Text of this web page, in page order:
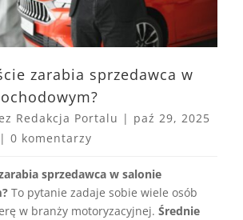
zarabia sprzedawca w
Redakcja Portalu | paź 29, 2025
|0 komentarzy
sprzedawca w salonie
To pytanie zadaje sobie wiele osób
w branży motoryzacyjnej.Średnie